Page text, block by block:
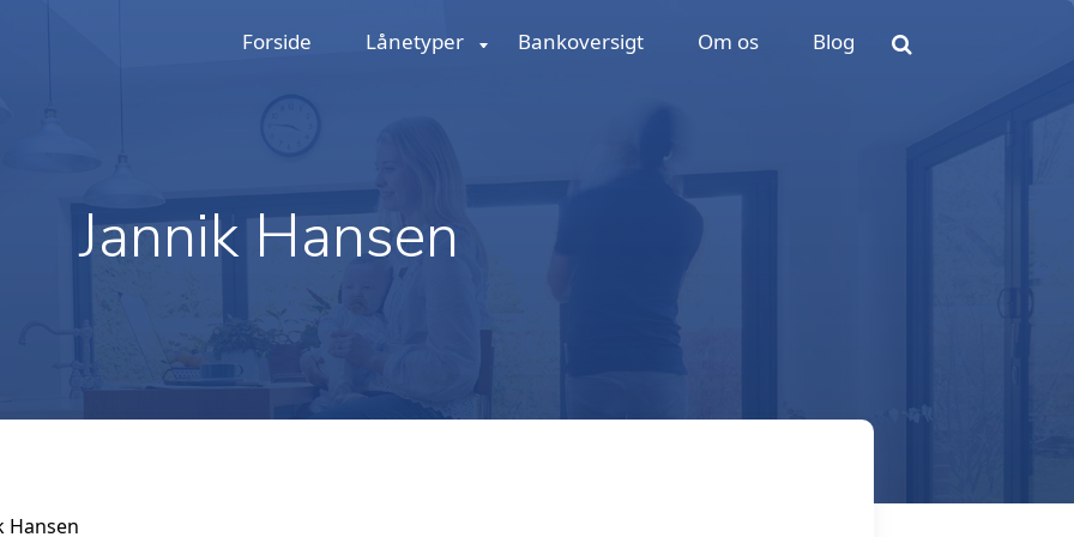
Forside Lånetyper Bankoversigt Om os Blog
Jannik Hansen
Hansen